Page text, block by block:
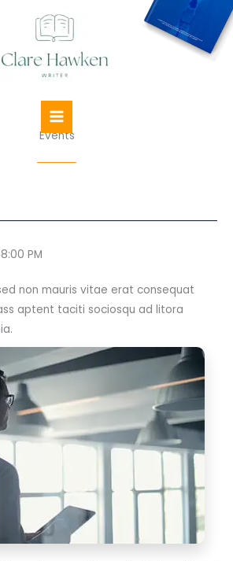
Events
PM
non mauris vitae erat consequat
aptent taciti sociosqu ad litora